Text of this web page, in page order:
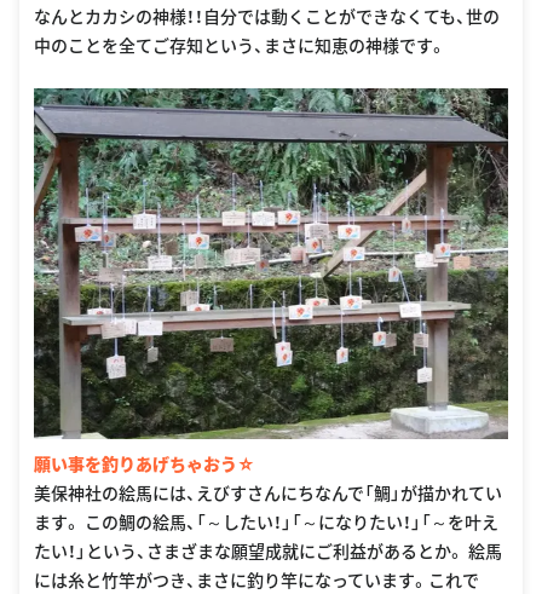
なんとカカシの神様！！自分では動くことができなくても、世の
中のことを全てご存知という、まさに知恵の神様です。
願い事を釣りあげちゃおう☆
美保神社の絵馬には、えびすさんにちなんで「鯛」が描かれてい
ます。 この鯛の絵馬、「～したい！」「～になりたい！」「～を叶え
たい！」という、さまざまな願望成就にご利益があるとか。 絵馬
には糸と竹竿がつき、まさに釣り竿になっています。これで